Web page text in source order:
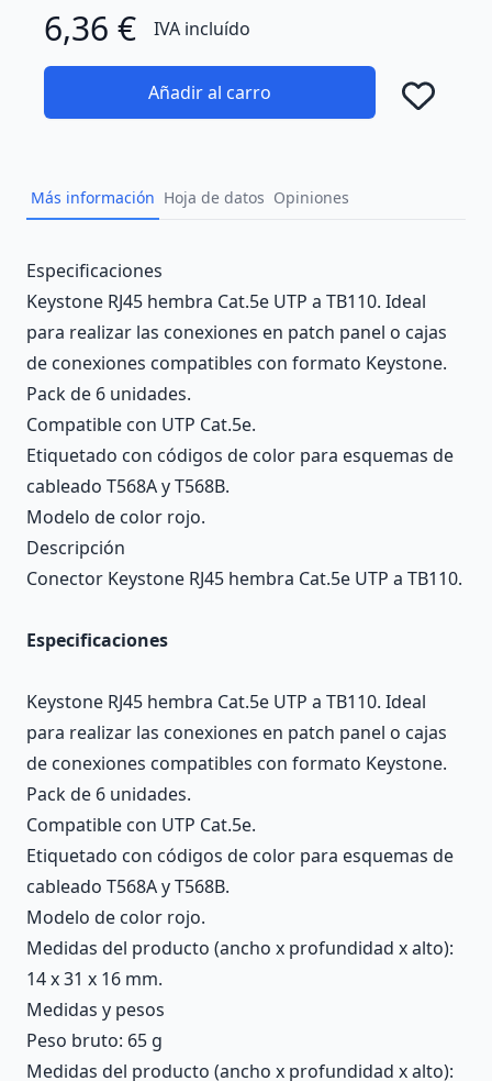
6,36 € IVA incluído
Añadir al carro
Más información Hoja de datos Opiniones
Description
Especificaciones
Keystone RJ45 hembra Cat.5e UTP a TB110. Ideal
para realizar las conexiones en patch panel o cajas
de conexiones compatibles con formato Keystone.
Pack de 6 unidades.
Compatible con UTP Cat.5e.
Etiquetado con códigos de color para esquemas de
cableado T568A y T568B.
Modelo de color rojo.
Descripción
Conector Keystone RJ45 hembra Cat.5e UTP a TB110.
Especificaciones
Keystone RJ45 hembra Cat.5e UTP a TB110. Ideal
para realizar las conexiones en patch panel o cajas
de conexiones compatibles con formato Keystone.
Pack de 6 unidades.
Compatible con UTP Cat.5e.
Etiquetado con códigos de color para esquemas de
cableado T568A y T568B.
Modelo de color rojo.
Medidas del producto (ancho x profundidad x alto):
14 x 31 x 16 mm.
Medidas y pesos
Peso bruto: 65 g
Medidas del producto (ancho x profundidad x alto):